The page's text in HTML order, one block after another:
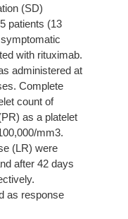
(SD)
patients (13
with rituximab.
administered at
Complete
count of
as a platelet
mm3.
(LR) were
after 42 days
as response